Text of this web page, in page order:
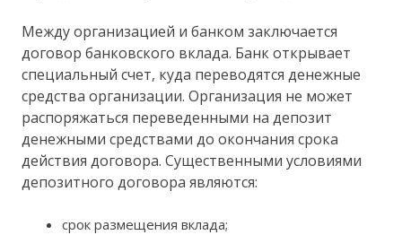
Между организацией и банком заключается
договор банковского вклада. Банк открывает
специальный счет, куда переводятся денежные
средства организации. Организация не может
распоряжаться переведенными на депозит
денежными средствами до окончания срока
действия договора. Существенными условиями
депозитного договора являются:
срок размещения вклада;